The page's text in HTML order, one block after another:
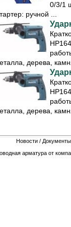
0/3/1
ручной ...
дерева,
дерева,
Новости / Документы
арматура от